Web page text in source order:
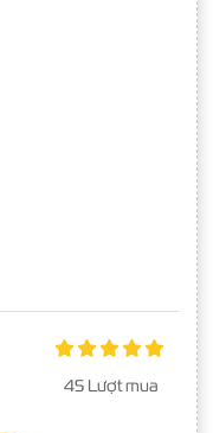
45 Lượt mua